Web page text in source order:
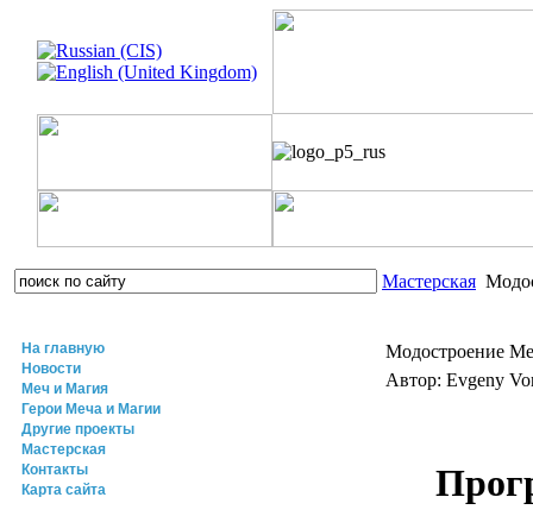
На главную
Новости
Меч и Магия
Герои Меча и Магии
Другие проекты
Мастерская
Контакты
Карта сайта
Мастерская
Модостроение
Автор: Evgeny